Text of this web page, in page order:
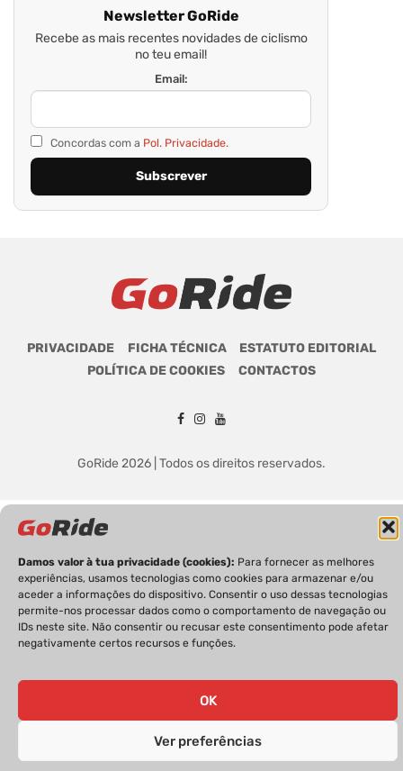
Damos valor à tua privacidade (cookies): Para fornecer as melhores
experiências, usamos tecnologias como cookies para armazenar e/ou
aceder a informações do dispositivo. Consentir o uso dessas tecnologias
permite-nos processar dados como o comportamento de navegação ou
IDs neste site. Não consentir ou recusar este consentimento pode afetar
negativamente certos recursos e funções.
OK
Ver preferências
Newsletter GoRide
Recebe as mais recentes novidades de ciclismo
no teu email!
Email:
Concordas com a Pol. Privacidade.
PRIVACIDADE FICHA TÉCNICA
ESTATUTO EDITORIAL
POLÍTICA DE COOKIES
CONTACTOS
GoRide 2026 | Todos os direitos reservados.